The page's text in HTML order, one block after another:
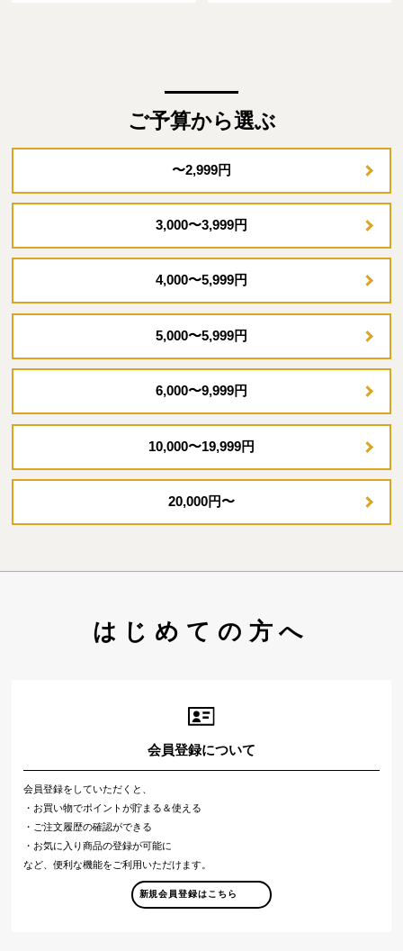
ご予算から選ぶ
〜2,999円
3,000〜3,999円
4,000〜5,999円
5,000〜5,999円
6,000〜9,999円
10,000〜19,999円
20,000円〜
はじめての方へ
会員登録について
会員登録をしていただくと、
・お買い物でポイントが貯まる＆使える
・ご注文履歴の確認ができる
・お気に入り商品の登録が可能に
など、便利な機能をご利用いただけます。
新規会員登録はこちら